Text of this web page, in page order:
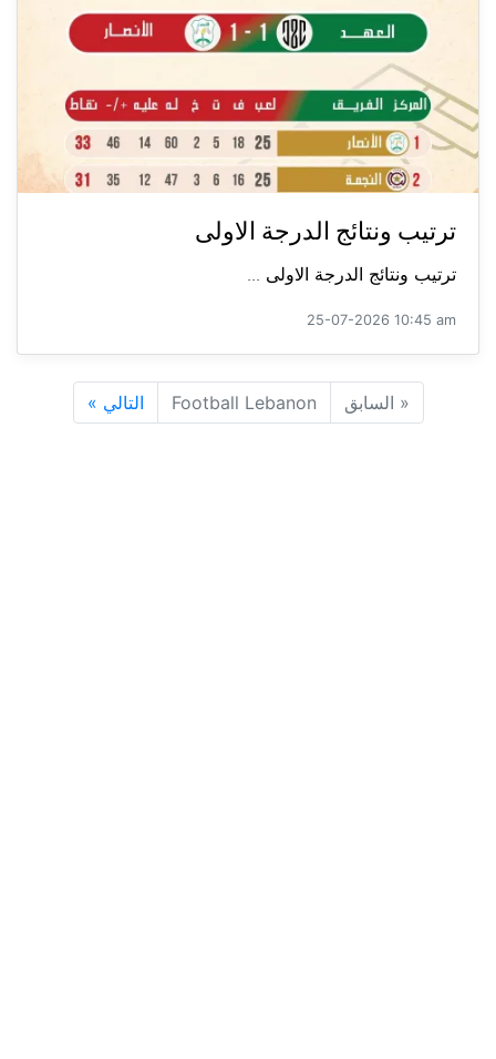
ترتيب ونتائج الدرجة الاولى
ترتيب ونتائج الدرجة الاولى ...
25-07-2026 10:45 am
« السابق Football Lebanon التالي »